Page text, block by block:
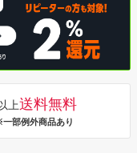
上送料無料
部例外商品あり